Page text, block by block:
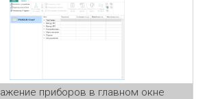
приборов в главном окне